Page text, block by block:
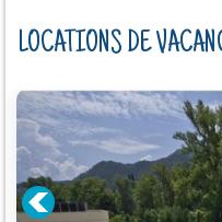
LOCATIONS DE